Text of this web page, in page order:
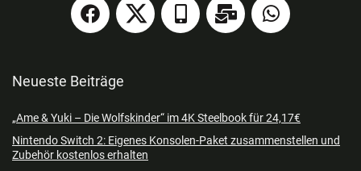
Neueste Beiträge
„Ame & Yuki – Die Wolfskinder“ im 4K Steelbook für 24,17€
Nintendo Switch 2: Eigenes Konsolen-Paket zusammenstellen und
Zubehör kostenlos erhalten